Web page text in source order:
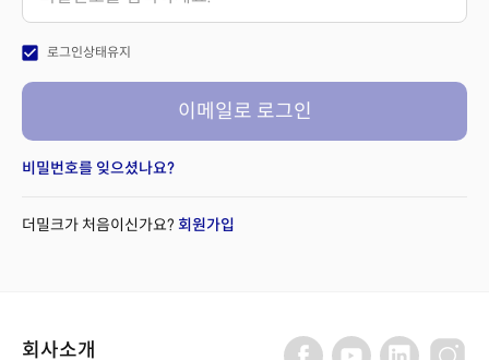
check_box 로그인상태유지
이메일로 로그인
비밀번호를 잊으셨나요?
더밀크가 처음이신가요? 회원가입
회사소개